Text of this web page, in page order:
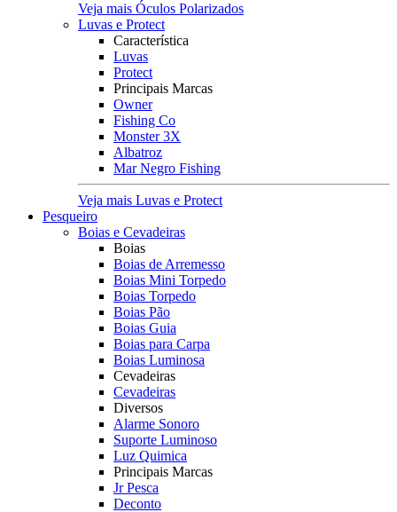
Veja mais Óculos Polarizados
Luvas e Protect
Característica
Luvas
Protect
Principais Marcas
Owner
Fishing Co
Monster 3X
Albatroz
Mar Negro Fishing
Veja mais Luvas e Protect
Pesqueiro
Boias e Cevadeiras
Boias
Boias de Arremesso
Boias Mini Torpedo
Boias Torpedo
Boias Pão
Boias Guia
Boias para Carpa
Boias Luminosa
Cevadeiras
Cevadeiras
Diversos
Alarme Sonoro
Suporte Luminoso
Luz Quimica
Principais Marcas
Jr Pesca
Deconto